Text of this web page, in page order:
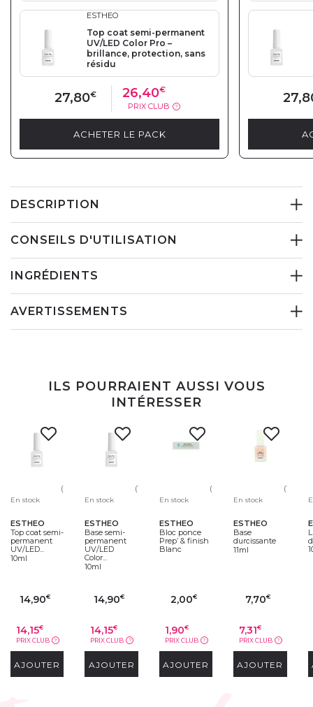
ESTHEO
Top coat semi-permanent
UV/LED Color Pro –
brillance, protection, sans
résidu
27,80€ 26,40€
PRIX CLUB ?
ACHETER LE PACK
DESCRIPTION
CONSEILS D'UTILISATION
INGRÉDIENTS
AVERTISSEMENTS
ILS POURRAIENT AUSSI VOUS
INTÉRESSER
(5)
En stock
ESTHEO
Top coat semi-
permanent
UV/LED...
10ml
14,90€
14,15€
PRIX CLUB ?
AJOUTER
(1)
En stock
ESTHEO
Base semi-
permanent
UV/LED
Color...
10ml
14,90€
14,15€
PRIX CLUB ?
AJOUTER
(30)
En stock
ESTHEO
Bloc ponce
Prep’ & finish
Blanc
2,00€
1,90€
PRIX CLUB ?
AJOUTER
(13)
En stock
ESTHEO
Base
durcissante
11ml
7,70€
7,31€
PRIX CLUB ?
AJOUTER